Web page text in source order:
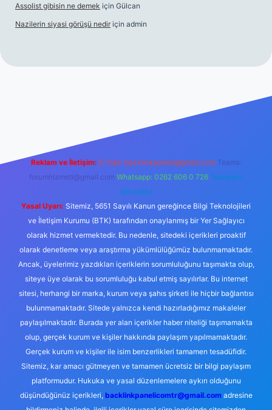
Assolist gibisin ne demek için Gülcan
Nazilerin siyasi görüşü nedir için admin
Reklam ve İletişim: E-mail: backlinkpaneli@gmail.com Teams:
forumhizmeti@gmail.com Whatsapp: 0262 606 0 726 Telegram:
@karabul
Yasal Uyarı: Sitemiz, 5651 Sayılı Kanun gereğince Bilgi Teknolojileri
ve İletişim Kurumu (BTK) tarafından onaylanmış bir Yer Sağlayıcı
olarak hizmet vermektedir. Bu nedenle, sitedeki içerikleri proaktif
olarak denetleme veya araştırma yükümlülüğümüz bulunmamaktadır.
Ancak, üyelerimiz yazdıkları içeriklerin sorumluluğunu taşımakta olup,
siteye üye olarak bu sorumluluğu kabul etmiş sayılırlar. Bu internet
sitesi, herhangi bir marka, kurum veya şahıs şirketi ile hiçbir bağlantısı
bulunmamaktadır. Sitede yalnızca kendi hazırladığımız makaleler
paylaşılmaktadır. Burada yer alan içerikler haber niteliği taşımamakta
olup, gerçek kurum ve kişiler hakkında paylaşım yapılmamaktadır.
Gerçek kurum ve kişiler ile isim benzerlikleri tamamen tesadüfidir.
Sitemiz, kar amacı gütmeyen ve tamamen ücretsiz bir bilgi paylaşım
platformudur. Hukuka ve yasal düzenlemelere aykırı olduğunu
düşündüğünüz içerikleri, backlinkpanelicomtr@gmail.comadresine